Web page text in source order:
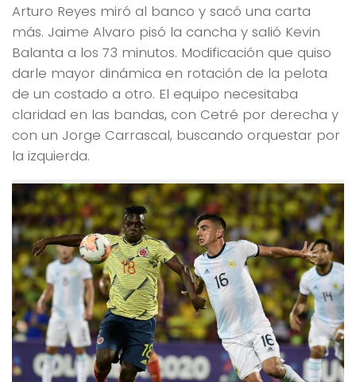
Arturo Reyes miró al banco y sacó una carta
más. Jaime Alvaro pisó la cancha y salió Kevin
Balanta a los 73 minutos. Modificación que quiso
darle mayor dinámica en rotación de la pelota
de un costado a otro. El equipo necesitaba
claridad en las bandas, con Cetré por derecha y
con un Jorge Carrascal, buscando orquestar por
la izquierda.